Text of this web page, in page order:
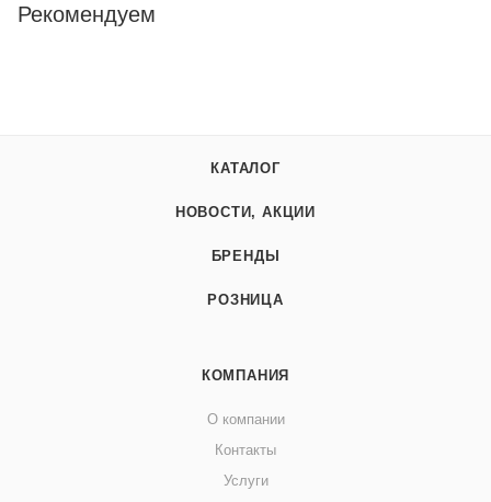
Рекомендуем
КАТАЛОГ
НОВОСТИ, АКЦИИ
БРЕНДЫ
РОЗНИЦА
КОМПАНИЯ
О компании
Контакты
Услуги